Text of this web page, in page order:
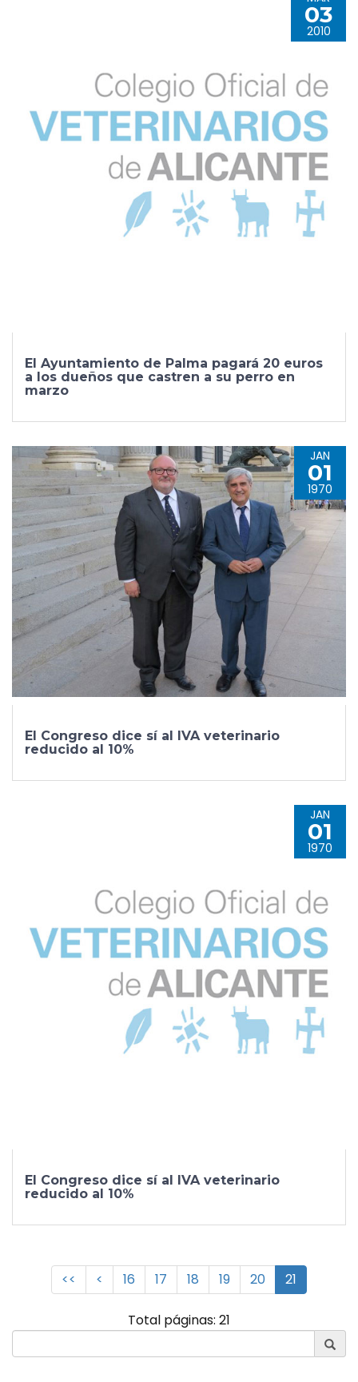
03
2010
El Ayuntamiento de Palma pagará 20 euros
a los dueños que castren a su perro en
marzo
JAN
01
1970
El Congreso dice sí al IVA veterinario
reducido al 10%
JAN
01
1970
El Congreso dice sí al IVA veterinario
reducido al 10%
<< < 16 17 18 19 20 21
Total páginas: 21